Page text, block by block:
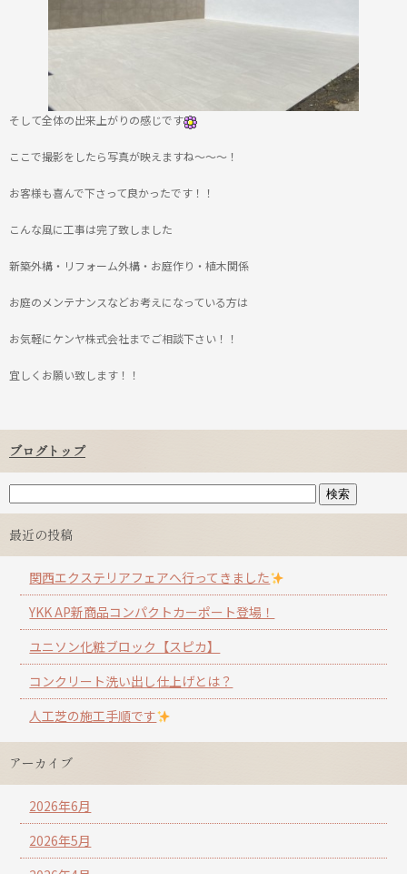
そして全体の出来上がりの感じです
ここで撮影をしたら写真が映えますね～～～！
お客様も喜んで下さって良かったです！！
こんな風に工事は完了致しました
新築外構・リフォーム外構・お庭作り・植木関係
お庭のメンテナンスなどお考えになっている方は
お気軽にケンヤ株式会社までご相談下さい！！
宜しくお願い致します！！
ブログトップ
最近の投稿
関西エクステリアフェアへ行ってきました
YKK AP新商品コンパクトカーポート登場！
ユニソン化粧ブロック【スピカ】
コンクリート洗い出し仕上げとは？
人工芝の施工手順です
アーカイブ
2026年6月
2026年5月